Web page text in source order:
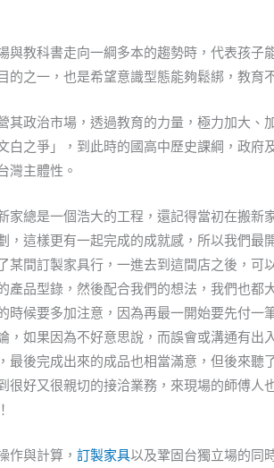
與教科書走向一綱多本的趨勢時，代表孩子
的之一，也是希望意識型態能夠鬆綁，教育
其政治市場，透過教育的力量，極力加大、
白之爭」，到此時的國高中歷史課綱，政府
灣主體性。
家總是一個浩大的工程，還記得當初在搬新
，這樣更有一起完成的成就感，所以我們最
某間訂製家具行，一進去到這間店之後，可
產品型錄，然後配合我們的想法，我們也都
時候要多加注意，因為再最一開始要先付一
，如果因為不好意思說，而誤會或溝通有出
最後完成出來的成品也相當滿意，但後來聽
很好又很親切的接洽業務，來現場的師傅人
作與計算， 訂製家具以及鞏固台獨立場的同